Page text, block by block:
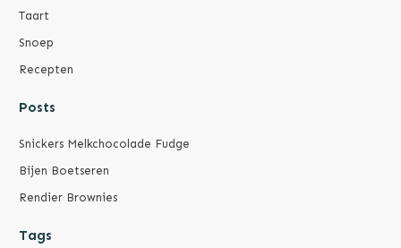
Taart
Snoep
Recepten
Posts
Snickers Melkchocolade Fudge
Bijen Boetseren
Rendier Brownies
Tags